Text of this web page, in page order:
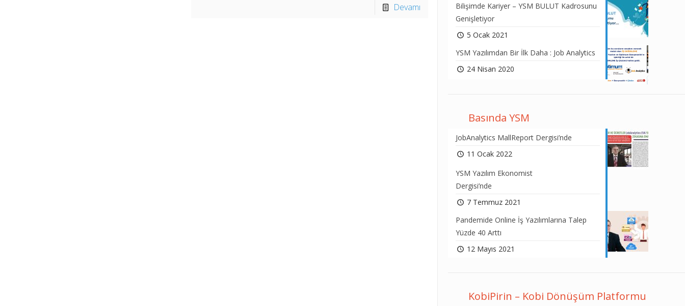
Devamı
Bilişimde Kariyer – YSM BULUT Kadrosunu
Genişletiyor
5 Ocak 2021
YSM Yazılımdan Bir İlk Daha : Job Analytics
24 Nisan 2020
Basında YSM
JobAnalytics MallReport Dergisi’nde
11 Ocak 2022
YSM Yazılım Ekonomist
Dergisi’nde
7 Temmuz 2021
Pandemide Online İş Yazılımlarına Talep
Yüzde 40 Arttı
12 Mayıs 2021
KobiPirin – Kobi Dönüşüm Platformu